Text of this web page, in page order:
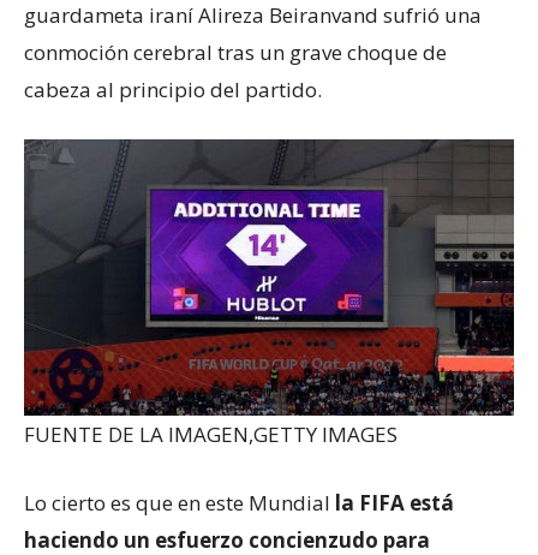
guardameta iraní Alireza Beiranvand sufrió una
conmoción cerebral tras un grave choque de
cabeza al principio del partido.
FUENTE DE LA IMAGEN,GETTY IMAGES
Lo cierto es que en este Mundial la FIFA está
haciendo un esfuerzo concienzudo para